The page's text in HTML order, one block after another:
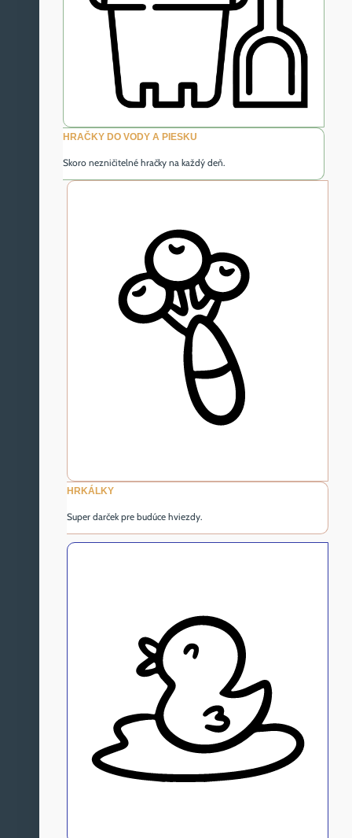
HRAČKY DO VODY A PIESKU
Skoro nezničitelné hračky na každý deň.
HRKÁLKY
Super darček pre budúce hviezdy.